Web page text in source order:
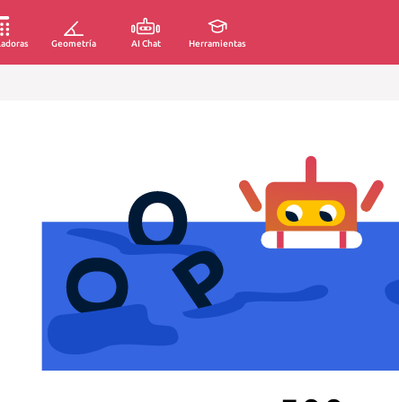
Geometría AI Chat Herramientas